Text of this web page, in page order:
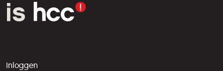
Inloggen